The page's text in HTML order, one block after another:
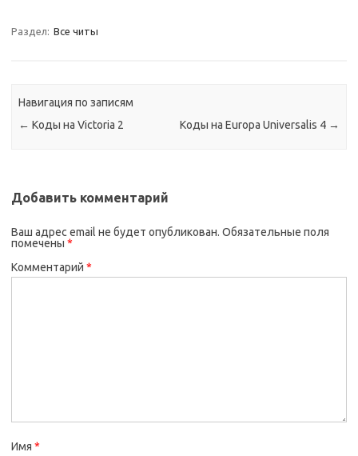
Раздел: Все читы
Навигация по записям
← Коды на Victoria 2 Коды на Europa Universalis 4 →
Добавить комментарий
Ваш адрес email не будет опубликован. Обязательные поля
помечены *
Комментарий *
Имя *